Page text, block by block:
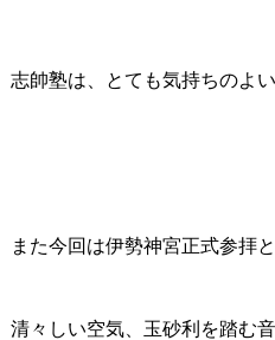
志帥塾は、とても気持ちのよ
また今回は伊勢神宮正式参拝
清々しい空気、玉砂利を踏む